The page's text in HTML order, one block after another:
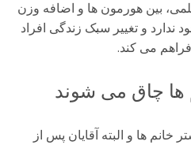
بین هورمون ها و اضافه وزن
ندارد و تغییر سبک زندگی افراد
می کند.
ها چاق می شوند
خانم ها و البته آقایان پس از